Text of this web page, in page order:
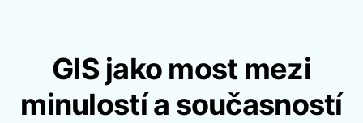
GIS jako most mezi
minulostí a současností